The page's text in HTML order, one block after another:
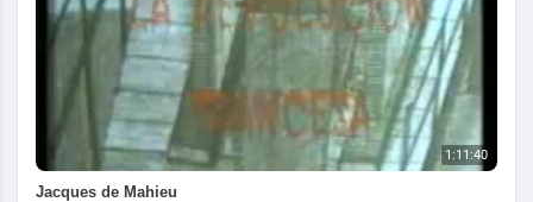
1:11:40
Jacques de Mahieu